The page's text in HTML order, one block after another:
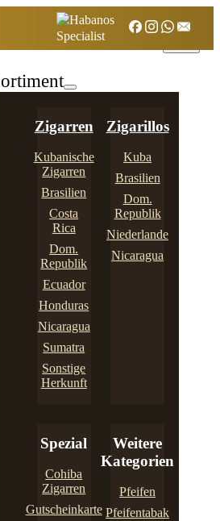
Zigarren
Kubanische
Zigarren
Brasilien
Costa
Rica
Dom.
Republik
Ecuador
Honduras
Nicaragua
Sumatra
Sonstige
Herkunft
Zigarillos
Kuba
Brasilien
Dom.
Republik
Niederlande
Nicaragua
Spezial
Cohiba
Zigarren
Gutscheinkarte
Weitere
Kategorien
Pfeifen
Pfeifentabak